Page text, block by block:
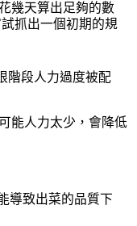
幾天算出足夠的數
試抓出一個初期的規
階段人力過度被配
能人力太少，會降低
導致出菜的品質下